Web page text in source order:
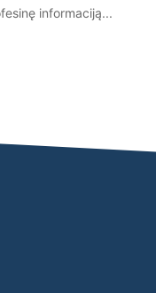
informaciją...